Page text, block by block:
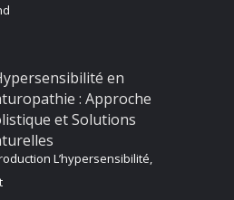
en
: Approche
et Solutions
L’hypersensibilité,